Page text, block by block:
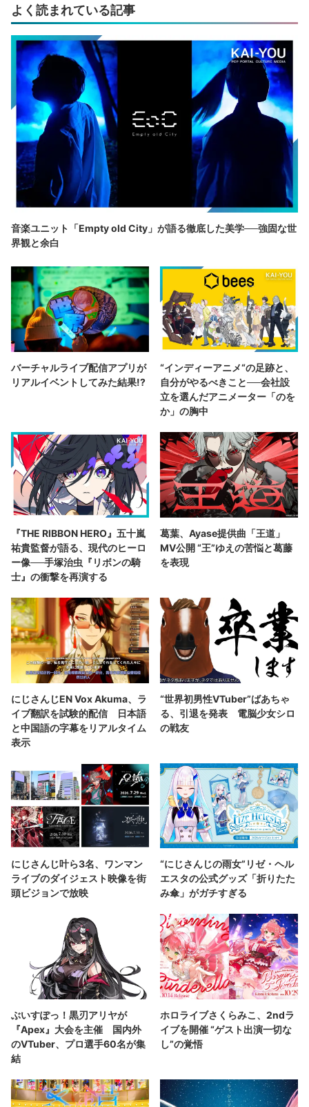
よく読まれている記事
音楽ユニット「Empty old City」が語る徹底した美学──強固な世
界観と余白
バーチャルライブ配信アプリが
リアルイベントしてみた結果!?
“インディーアニメ“の足跡と、
自分がやるべきこと──会社設
立を選んだアニメーター「のを
か」の胸中
『THE RIBBON HERO』五十嵐
祐貴監督が語る、現代のヒーロ
ー像──手塚治虫『リボンの騎
士』の衝撃を再演する
葛葉、Ayase提供曲「王道」
MV公開 “王”ゆえの苦悩と葛藤
を表現
にじさんじEN Vox Akuma、ラ
イブ翻訳を試験的配信 日本語
と中国語の字幕をリアルタイム
表示
“世界初男性VTuber”ばあちゃ
る、引退を発表 電脳少女シロ
の戦友
にじさんじ叶ら3名、ワンマン
ライブのダイジェスト映像を街
頭ビジョンで放映
“にじさんじの雨女”リゼ・ヘル
エスタの公式グッズ「折りたた
み傘」がガチすぎる
ぶいすぽっ！黒刃アリヤが
『Apex』大会を主催 国内外
のVTuber、プロ選手60名が集
結
ホロライブさくらみこ、2ndラ
イブを開催 “ゲスト出演一切な
し”の覚悟